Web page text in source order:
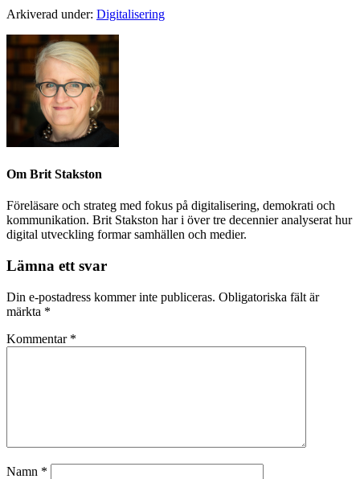
Arkiverad under: Digitalisering
Om Brit Stakston
Föreläsare och strateg med fokus på digitalisering, demokrati och
kommunikation. Brit Stakston har i över tre decennier analyserat hur
digital utveckling formar samhällen och medier.
Lämna ett svar
Din e-postadress kommer inte publiceras. Obligatoriska fält är
märkta *
Kommentar *
Namn *